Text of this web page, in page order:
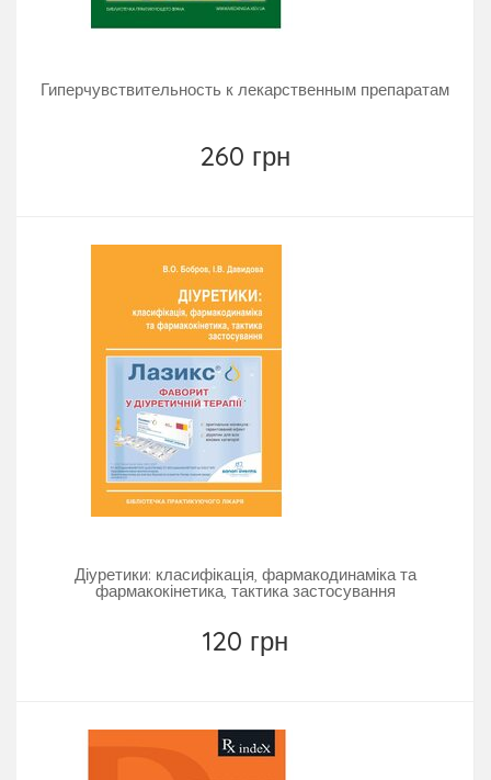
Гиперчувствительность к лекарственным препаратам
260 грн
Діуретики: класифікація, фармакодинаміка та
фармакокінетика, тактика застосування
120 грн